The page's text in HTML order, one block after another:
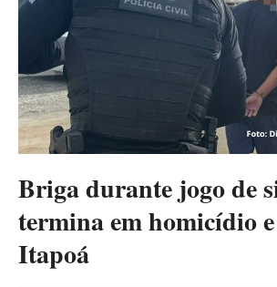
Briga durante jogo de
termina em homicídio
Itapoá